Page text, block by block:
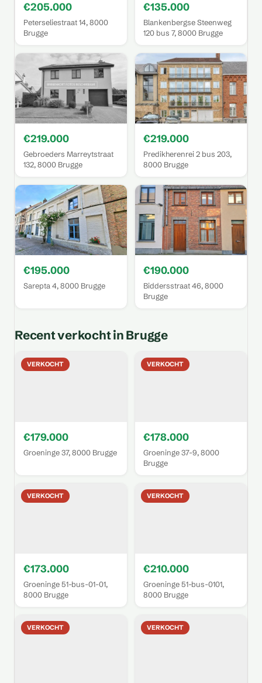
€205.000
Peterseliestraat 14, 8000
Brugge
€135.000
Blankenbergse Steenweg
120 bus 7, 8000 Brugge
€219.000
Gebroeders Marreytstraat
132, 8000 Brugge
€219.000
Predikherenrei 2 bus 203,
8000 Brugge
€195.000
Sarepta 4, 8000 Brugge
€190.000
Biddersstraat 46, 8000
Brugge
Recent verkocht in Brugge
VERKOCHT
€179.000
Groeninge 37, 8000 Brugge
VERKOCHT
€178.000
Groeninge 37-9, 8000
Brugge
VERKOCHT
€173.000
Groeninge 51-bus-01-01,
8000 Brugge
VERKOCHT
€210.000
Groeninge 51-bus-0101,
8000 Brugge
VERKOCHT VERKOCHT